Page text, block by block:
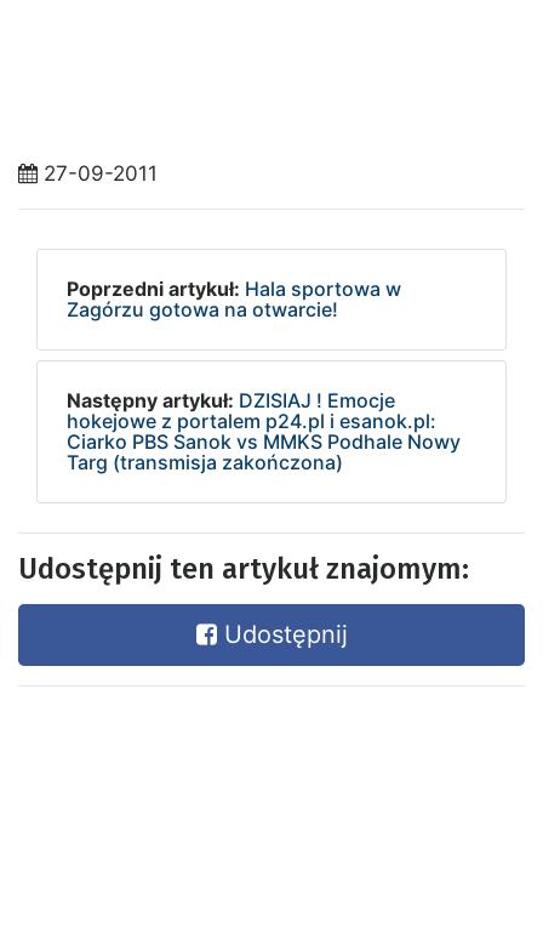
27-09-2011
Poprzedni artykuł: Hala sportowa w
Zagórzu gotowa na otwarcie!
Następny artykuł: DZISIAJ ! Emocje
hokejowe z portalem p24.pl i esanok.pl:
Ciarko PBS Sanok vs MMKS Podhale Nowy
Targ (transmisja zakończona)
Udostępnij ten artykuł znajomym:
Udostępnij